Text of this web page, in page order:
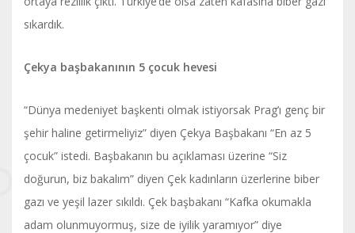
sıkardık.
Çekya başbakanının 5 çocuk hevesi
“Dünya medeniyet başkenti olmak istiyorsak Prag’ı genç bir
şehir haline getirmeliyiz” diyen Çekya Başbakanı “En az 5
çocuk” istedi. Başbakanın bu açıklaması üzerine “Siz
doğurun, biz bakalım” diyen Çek kadınların üzerlerine biber
gazı ve yeşil lazer sıkıldı. Çek başbakanı “Kafka okumakla
adam olunmuyormuş, size de iyilik yaramıyor” diye